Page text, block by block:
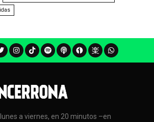
a viernes, en 20 minutos –en